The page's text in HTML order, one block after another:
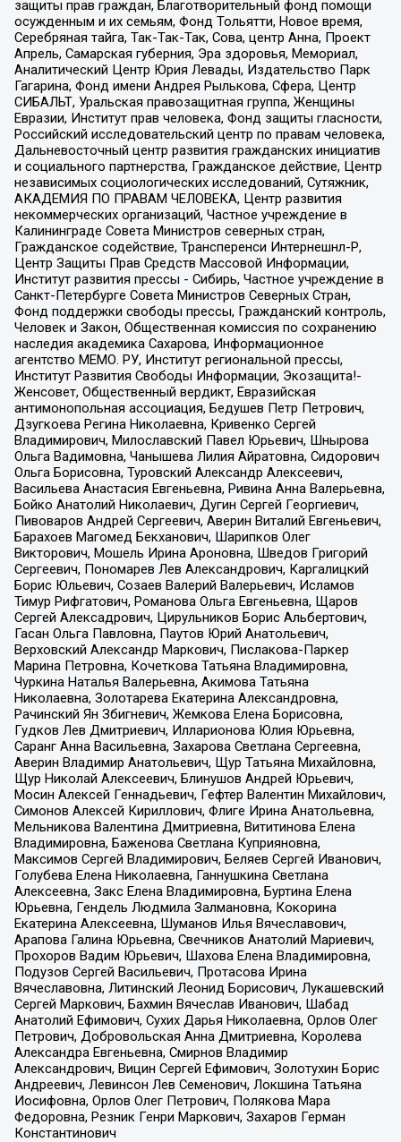
защиты прав граждан, Благотворительный фонд помощи
осужденным и их семьям, Фонд Тольятти, Новое время,
Серебряная тайга, Так-Так-Так, Сова, центр Анна, Проект
Апрель, Самарская губерния, Эра здоровья, Мемориал,
Аналитический Центр Юрия Левады, Издательство Парк
Гагарина, Фонд имени Андрея Рылькова, Сфера, Центр
СИБАЛЬТ, Уральская правозащитная группа, Женщины
Евразии, Институт прав человека, Фонд защиты гласности,
Российский исследовательский центр по правам человека,
Дальневосточный центр развития гражданских инициатив
и социального партнерства, Гражданское действие, Центр
независимых социологических исследований, Сутяжник,
АКАДЕМИЯ ПО ПРАВАМ ЧЕЛОВЕКА, Центр развития
некоммерческих организаций, Частное учреждение в
Калининграде Совета Министров северных стран,
Гражданское содействие, Трансперенси Интернешнл-Р,
Центр Защиты Прав Средств Массовой Информации,
Институт развития прессы - Сибирь, Частное учреждение в
Санкт-Петербурге Совета Министров Северных Стран,
Фонд поддержки свободы прессы, Гражданский контроль,
Человек и Закон, Общественная комиссия по сохранению
наследия академика Сахарова, Информационное
агентство МЕМО. РУ, Институт региональной прессы,
Институт Развития Свободы Информации, Экозащита!-
Женсовет, Общественный вердикт, Евразийская
антимонопольная ассоциация, Бедушев Петр Петрович,
Дзугкоева Регина Николаевна, Кривенко Сергей
Владимирович, Милославский Павел Юрьевич, Шнырова
Ольга Вадимовна, Чанышева Лилия Айратовна, Сидорович
Ольга Борисовна, Туровский Александр Алексеевич,
Васильева Анастасия Евгеньевна, Ривина Анна Валерьевна,
Бойко Анатолий Николаевич, Дугин Сергей Георгиевич,
Пивоваров Андрей Сергеевич, Аверин Виталий Евгеньевич,
Барахоев Магомед Бекханович, Шарипков Олег
Викторович, Мошель Ирина Ароновна, Шведов Григорий
Сергеевич, Пономарев Лев Александрович, Каргалицкий
Борис Юльевич, Созаев Валерий Валерьевич, Исламов
Тимур Рифгатович, Романова Ольга Евгеньевна, Щаров
Сергей Алексадрович, Цирульников Борис Альбертович,
Гасан Ольга Павловна, Паутов Юрий Анатольевич,
Верховский Александр Маркович, Пислакова-Паркер
Марина Петровна, Кочеткова Татьяна Владимировна,
Чуркина Наталья Валерьевна, Акимова Татьяна
Николаевна, Золотарева Екатерина Александровна,
Рачинский Ян Збигневич, Жемкова Елена Борисовна,
Гудков Лев Дмитриевич, Илларионова Юлия Юрьевна,
Саранг Анна Васильевна, Захарова Светлана Сергеевна,
Аверин Владимир Анатольевич, Щур Татьяна Михайловна,
Щур Николай Алексеевич, Блинушов Андрей Юрьевич,
Мосин Алексей Геннадьевич, Гефтер Валентин Михайлович,
Симонов Алексей Кириллович, Флиге Ирина Анатольевна,
Мельникова Валентина Дмитриевна, Вититинова Елена
Владимировна, Баженова Светлана Куприяновна,
Максимов Сергей Владимирович, Беляев Сергей Иванович,
Голубева Елена Николаевна, Ганнушкина Светлана
Алексеевна, Закс Елена Владимировна, Буртина Елена
Юрьевна, Гендель Людмила Залмановна, Кокорина
Екатерина Алексеевна, Шуманов Илья Вячеславович,
Арапова Галина Юрьевна, Свечников Анатолий Мариевич,
Прохоров Вадим Юрьевич, Шахова Елена Владимировна,
Подузов Сергей Васильевич, Протасова Ирина
Вячеславовна, Литинский Леонид Борисович, Лукашевский
Сергей Маркович, Бахмин Вячеслав Иванович, Шабад
Анатолий Ефимович, Сухих Дарья Николаевна, Орлов Олег
Петрович, Добровольская Анна Дмитриевна, Королева
Александра Евгеньевна, Смирнов Владимир
Александрович, Вицин Сергей Ефимович, Золотухин Борис
Андреевич, Левинсон Лев Семенович, Локшина Татьяна
Иосифовна, Орлов Олег Петрович, Полякова Мара
Федоровна, Резник Генри Маркович, Захаров Герман
Константинович